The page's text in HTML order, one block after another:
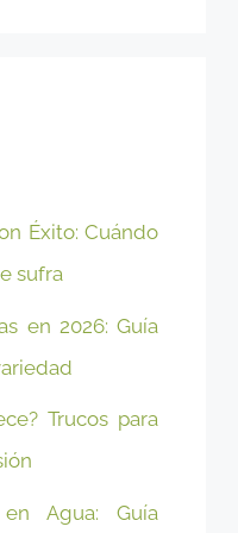
Éxito: Cuándo
sufra
en 2026: Guía
Trucos para
Agua: Guía